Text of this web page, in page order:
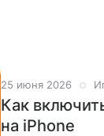
25 июня 2026
Как
на iPhone